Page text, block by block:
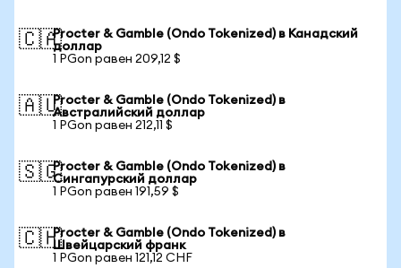
🇨🇦Procter & Gamble (Ondo Tokenized) в Канадский
доллар
1 PGon равен 209,12 $
🇦🇺Procter & Gamble (Ondo Tokenized) в
Австралийский доллар
1 PGon равен 212,11 $
🇸🇬Procter & Gamble (Ondo Tokenized) в
Сингапурский доллар
1 PGon равен 191,59 $
🇨🇭Procter & Gamble (Ondo Tokenized) в
Швейцарский франк
1 PGon равен 121,12 CHF